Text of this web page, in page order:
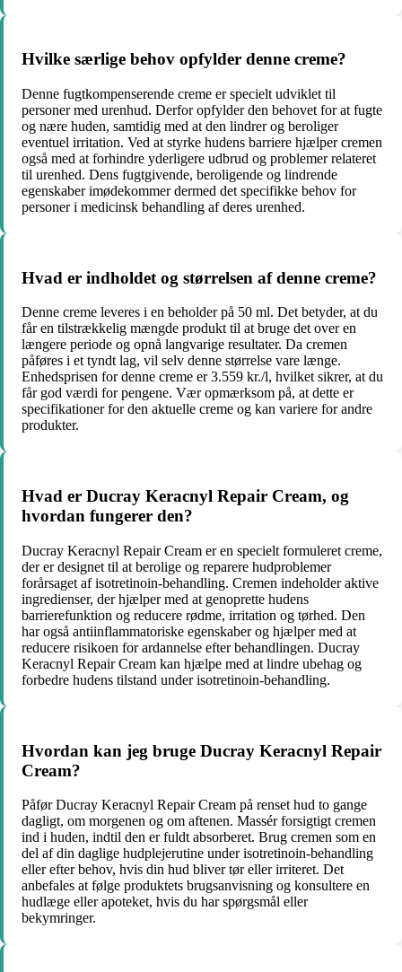
Hvilke særlige behov opfylder denne creme?
Denne fugtkompenserende creme er specielt udviklet til
personer med urenhud. Derfor opfylder den behovet for at fugte
og nære huden, samtidig med at den lindrer og beroliger
eventuel irritation. Ved at styrke hudens barriere hjælper cremen
også med at forhindre yderligere udbrud og problemer relateret
til urenhed. Dens fugtgivende, beroligende og lindrende
egenskaber imødekommer dermed det specifikke behov for
personer i medicinsk behandling af deres urenhed.
Hvad er indholdet og størrelsen af denne creme?
Denne creme leveres i en beholder på 50 ml. Det betyder, at du
får en tilstrækkelig mængde produkt til at bruge det over en
længere periode og opnå langvarige resultater. Da cremen
påføres i et tyndt lag, vil selv denne størrelse vare længe.
Enhedsprisen for denne creme er 3.559 kr./l, hvilket sikrer, at du
får god værdi for pengene. Vær opmærksom på, at dette er
specifikationer for den aktuelle creme og kan variere for andre
produkter.
Hvad er Ducray Keracnyl Repair Cream, og
hvordan fungerer den?
Ducray Keracnyl Repair Cream er en specielt formuleret creme,
der er designet til at berolige og reparere hudproblemer
forårsaget af isotretinoin-behandling. Cremen indeholder aktive
ingredienser, der hjælper med at genoprette hudens
barrierefunktion og reducere rødme, irritation og tørhed. Den
har også antiinflammatoriske egenskaber og hjælper med at
reducere risikoen for ardannelse efter behandlingen. Ducray
Keracnyl Repair Cream kan hjælpe med at lindre ubehag og
forbedre hudens tilstand under isotretinoin-behandling.
Hvordan kan jeg bruge Ducray Keracnyl Repair
Cream?
Påfør Ducray Keracnyl Repair Cream på renset hud to gange
dagligt, om morgenen og om aftenen. Massér forsigtigt cremen
ind i huden, indtil den er fuldt absorberet. Brug cremen som en
del af din daglige hudplejerutine under isotretinoin-behandling
eller efter behov, hvis din hud bliver tør eller irriteret. Det
anbefales at følge produktets brugsanvisning og konsultere en
hudlæge eller apoteket, hvis du har spørgsmål eller
bekymringer.